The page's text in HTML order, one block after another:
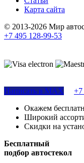
Карта сайта
© 2013-2026 Мир
+7 495 128-99-53
Написать в MAX
+7
Окажем
Широкий
Скидки на
Бесплатный
подбор автостекол